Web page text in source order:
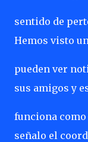
sentido de
Hemos visto
pueden ver
sus amigos y
funciona
señalo el